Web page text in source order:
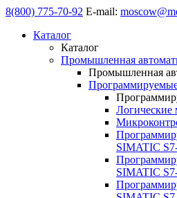
8(800) 775-70-92 E-mail:
Каталог
Каталог
Промышленная
Промышленная
Логические
SIMATIC
SIMATIC